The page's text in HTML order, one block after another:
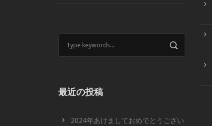
最近の投稿
2024年あけましておめでとうござい